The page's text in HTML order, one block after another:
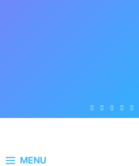
MENU